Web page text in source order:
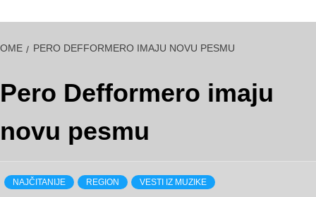
PERO DEFFORMERO IMAJU NOVU PESMU
Pero Defformero imaju
novu pesmu
NAJČITANIJE REGION VESTI IZ MUZIKE